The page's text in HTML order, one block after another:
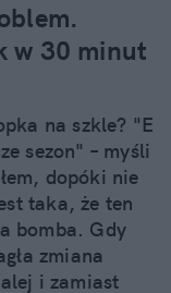
w 30 minut
na szkle? "E
sezon" – myśli
dopóki nie
taka, że ten
bomba. Gdy
zmiana
i zamiast